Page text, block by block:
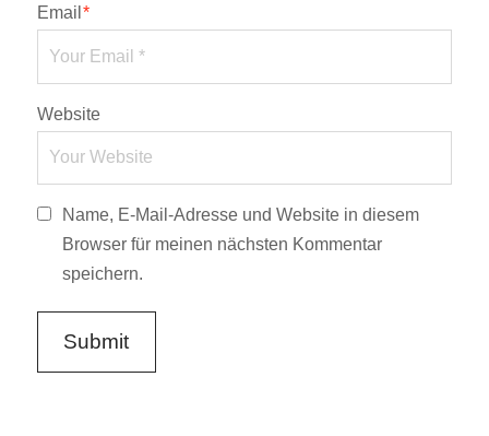
Email*
Website
Name, E-Mail-Adresse und Website in diesem
Browser für meinen nächsten Kommentar
speichern.